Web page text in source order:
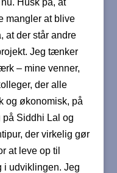
Husk på, at
mangler at blive
at der står andre
Jeg tænker
– mine venner,
der alle
og økonomisk, på
Siddhi Lal og
der virkelig gør
at leve op til
i udviklingen. Jeg